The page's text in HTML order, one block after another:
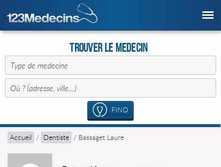
Trouver le Medecin
FIND
Accueil / Dentiste / Bassaget Laure